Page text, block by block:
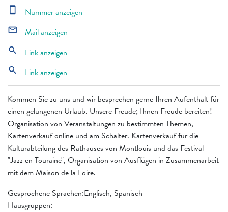
Kommen Sie zu uns und wir besprechen gerne Ihren Aufenthalt für
einen gelungenen Urlaub. Unsere Freude; Ihnen Freude bereiten!
Organisation von Veranstaltungen zu bestimmten Themen,
Kartenverkauf online und am Schalter. Kartenverkauf für die
Kulturabteilung des Rathauses von Montlouis und das Festival
"Jazz en Touraine", Organisation von Ausflügen in Zusammenarbeit
mit dem Maison de la Loire.
Gesprochene Sprachen:Englisch, Spanisch
Hausgruppen:
smartphone Nummer anzeigen
mail_outline Mail anzeigen
search Link anzeigen
search Link anzeigen